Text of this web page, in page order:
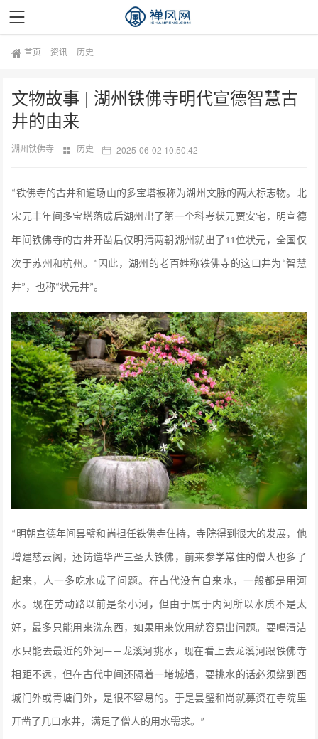
首页 - 资讯 - 历史
文物故事 | 湖州铁佛寺明代宣德智慧古
井的由来
湖州铁佛寺 历史 2025-06-02 10:50:42
“铁佛寺的古井和道场山的多宝塔被称为湖州文脉的两大标志物。北
宋元丰年间多宝塔落成后湖州出了第一个科考状元贾安宅， 明宣德
年间铁佛寺的古井开凿后仅明清两朝湖州就出了 11位状元，全国仅
次于苏州和杭州。 ” 因此，湖州的老百姓称铁佛寺的这口井为 “智慧
井” ，也称“状元井”。
“ 明朝宣德年间昙璧和尚担任铁佛寺住持，寺院得到很大的发展，他
增建慈云阁 ，还铸造华严三圣大铁佛 ，前来参学常住的僧人也多了
起来，人一多吃水成了问题。在古代没有自来水，一般都是用河
水。现在劳动路以前是条小河，但由于属于内河所以水质不是太
好，最多只能用来洗东西，如果用来饮用就容易出问题。要喝清洁
水只能去最近的外河 ——龙溪河挑水，现在看上去龙溪河跟铁佛寺
相距不远，但在古代中间还隔着一堵城墙，要挑水的话必须绕到西
城门外或青塘门外，是很不容易的。于是昙璧和尚就募资在寺院里
开凿了几口水井，满足了僧人的用水需求。 ”